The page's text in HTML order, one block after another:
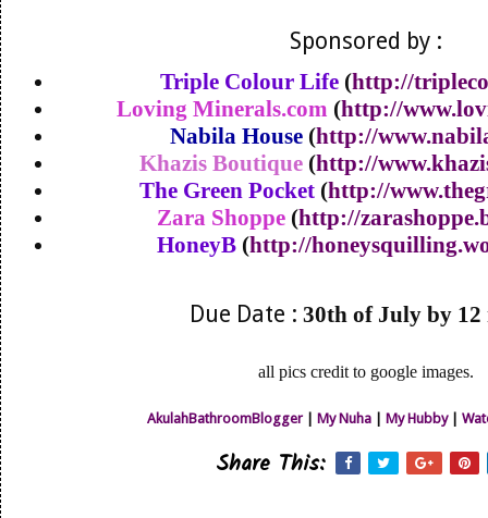
Sponsored by :
Triple Colour Life (http://
Loving Minerals.com (http://
Nabila House (http://
Khazis Boutique(http://
The Green Pocket (http://
Zara Shoppe (http://
HoneyB (http://
Due Date : 30th of July by 12
all pics credit to google images.
AkulahBathroomBlogger My Nuha My Hubby|
Share This: